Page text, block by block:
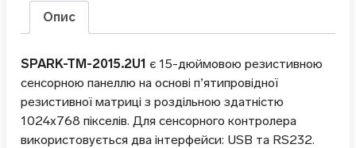
Опис
SPARK-TM-2015.2U1 є 15-дюймовою резистивною
сенсорною панеллю на основі п’ятипровідної
резистивної матриці з роздільною здатністю
1024х768 пікселів. Для сенсорного контролера
використовується два інтерфейси: USB та RS232.